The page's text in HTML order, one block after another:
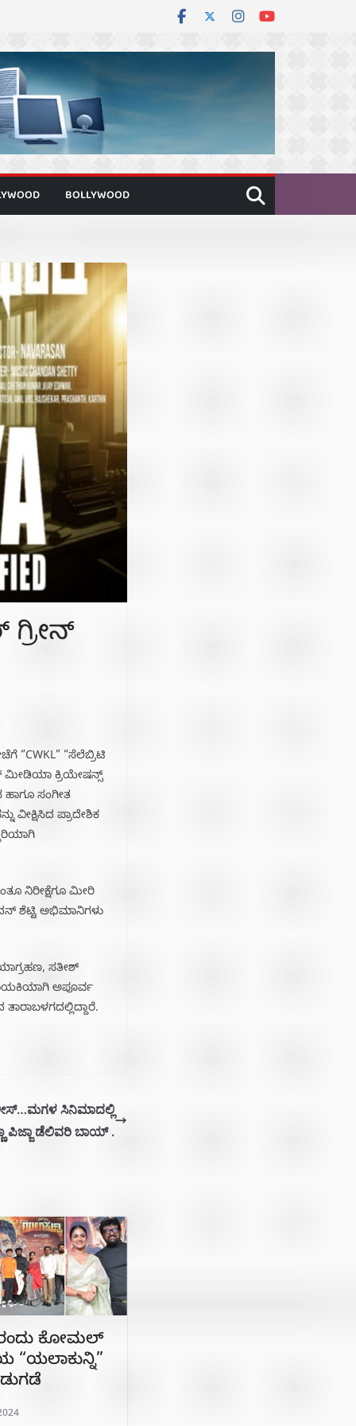
BOLLYWOOD
“CWKL” “ಸೆಲೆಬ್ರಿಟಿ
ಮೀಡಿಯಾ ಕ್ರಿಯೇಷನ್ಸ್
ಸಂಗೀತ
ಪ್ರಾದೇಶಿಕ
ನಿರೀಕ್ಷೆಗೂ ಮೀರಿ
ಶೆಟ್ಟಿ ಅಭಿಮಾನಿಗಳು
ಸತೀಶ್
ಅಪೂರ್ವ
ಸಿನಿಮಾದಲ್ಲಿ
ಪಿಜ್ಜಾ ಡೆಲಿವರಿ ಬಾಯ್‌ .
ಕೋಮಲ್